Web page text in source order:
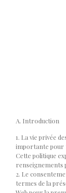
A. Introduction
1. La vie privée
importante pour
Cette politique
renseignements
2. Le
termes de la